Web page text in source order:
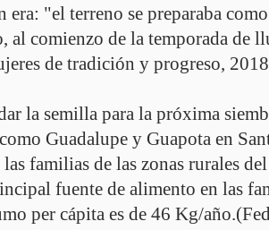
"el terreno se preparaba
comienzo de la temporada de
de tradición y progreso,
la semilla para la próxima
Guadalupe y Guapota en
familias de las zonas rurales
fuente de alimento en las
per cápita es de 46 Kg/